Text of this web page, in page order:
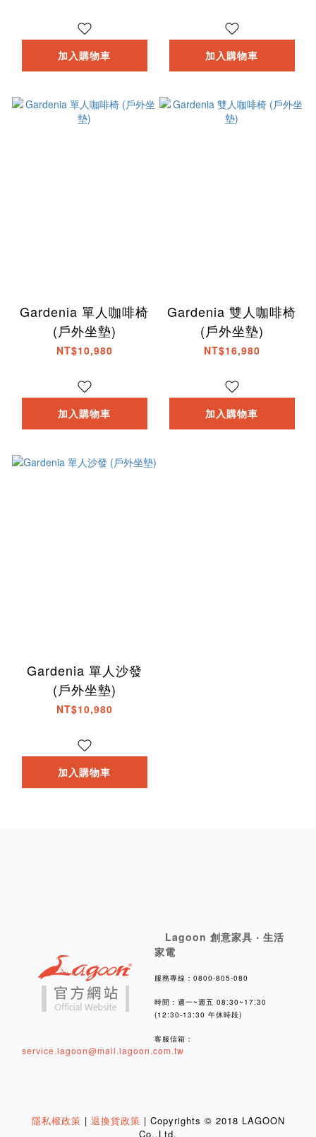
加入購物車 加入購物車
Gardenia 單人咖啡椅
(戶外坐墊)
NT$10,980
加入購物車
Gardenia 雙人咖啡椅
(戶外坐墊)
NT$16,980
加入購物車
Gardenia 單人沙發
(戶外坐墊)
NT$10,980
加入購物車
Lagoon 創意家具 ‧ 生活
家電
服務專線：0800-805-080
時間：週一~週五 08:30~17:30
(12:30-13:30 午休時段)
客服信箱：
service.lagoon@mail.lagoon.com.tw
隱私權政策 | 退換貨政策 | Copyrights © 2018 LAGOON
Co.,Ltd.